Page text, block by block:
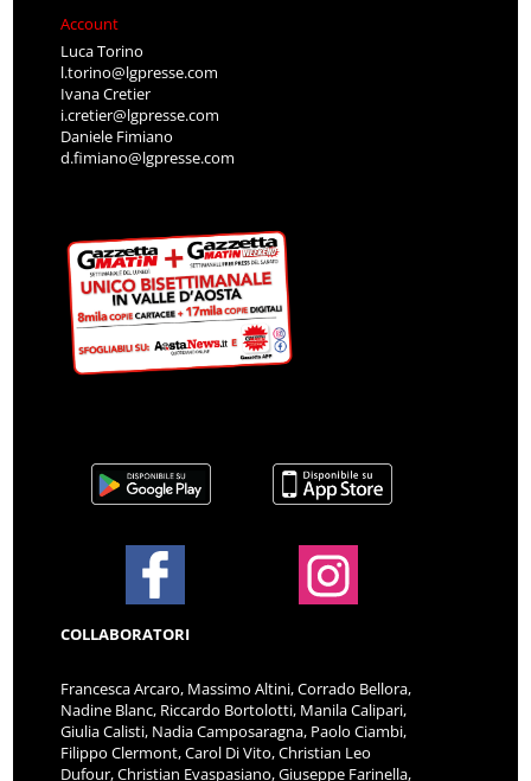
Account
Luca Torino
l.torino@lgpresse.com
Ivana Cretier
i.cretier@lgpresse.com
Daniele Fimiano
d.fimiano@lgpresse.com
COLLABORATORI
Francesca Arcaro, Massimo Altini, Corrado Bellora,
Nadine Blanc, Riccardo Bortolotti, Manila Calipari,
Giulia Calisti, Nadia Camposaragna, Paolo Ciambi,
Filippo Clermont, Carol Di Vito, Christian Leo
Dufour, Christian Evaspasiano, Giuseppe Farinella,